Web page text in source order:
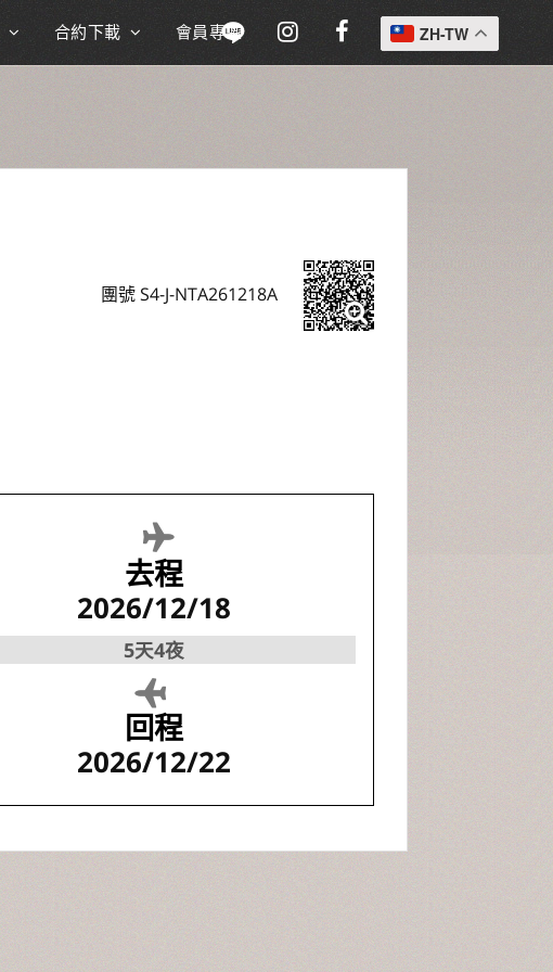
合約下載 會員專區 ZH-TW
團號 S4-J-NTA261218A
去程
2026/12/18
5天4夜
回程
2026/12/22